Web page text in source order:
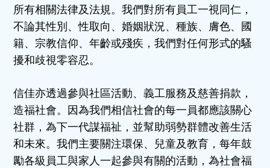
所有相關法律及法規。我們對所有員工一視同仁，
不論其性別、性取向、婚姻狀況、種族、膚色、國
籍、宗教信仰、年齡或殘疾，我們對任何形式的騷
擾和歧視零容忍。
信佳亦透過參與社區活動、義工服務及慈善捐款，
造福社會。因為我們相信社會的每一員都應該關心
社群，為下一代謀福祉，並幫助弱勢群體改善生活
和未來。我們主要關注環保、兒童及教育，每年鼓
勵各級員工與家人一起參與有關的活動，為社會福